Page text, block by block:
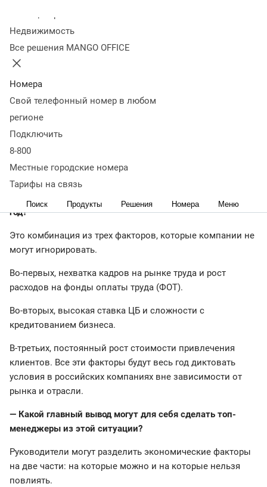
Недвижимость
Все решения MANGO OFFICE
Номера
Свой телефонный номер в любом
регионе
Подключить
8-800
Местные городские номера
Тарифы на связь
Поиск Продукты Решения Номера Меню
жить компаниям
24 апреля 202461 136
Как крупному бизнесу работать в условиях нехватки
кадров, высокой ставки ЦБ и удорожания клиентского
сервисов для бизнес-коммуникаций Mango Office
Дмитрий Бызов
— Российские компании третий год подряд будут
работать по особым правилам. Что генеральные
год?
Это комбинация из трех факторов, которые компании не
могут игнорировать.
Во-первых, нехватка кадров на рынке труда и рост
расходов на фонды оплаты труда (ФОТ).
Во-вторых, высокая ставка ЦБ и сложности с
кредитованием бизнеса.
В-третьих, постоянный рост стоимости привлечения
клиентов. Все эти факторы будут весь год диктовать
условия в российских компаниях вне зависимости от
рынка и отрасли.
— Какой главный вывод могут для себя сделать топ-
менеджеры из этой ситуации?
Руководители могут разделить экономические факторы
на две части: на которые можно и на которые нельзя
повлиять.